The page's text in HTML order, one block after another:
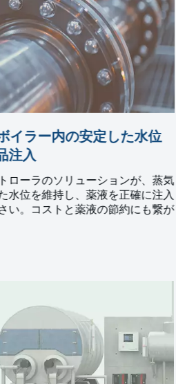
イラー内の安定した水位
注入
ローラのソリューションが、蒸気
水位を維持し、薬液を正確に注入
い。コストと薬液の節約にも繋が